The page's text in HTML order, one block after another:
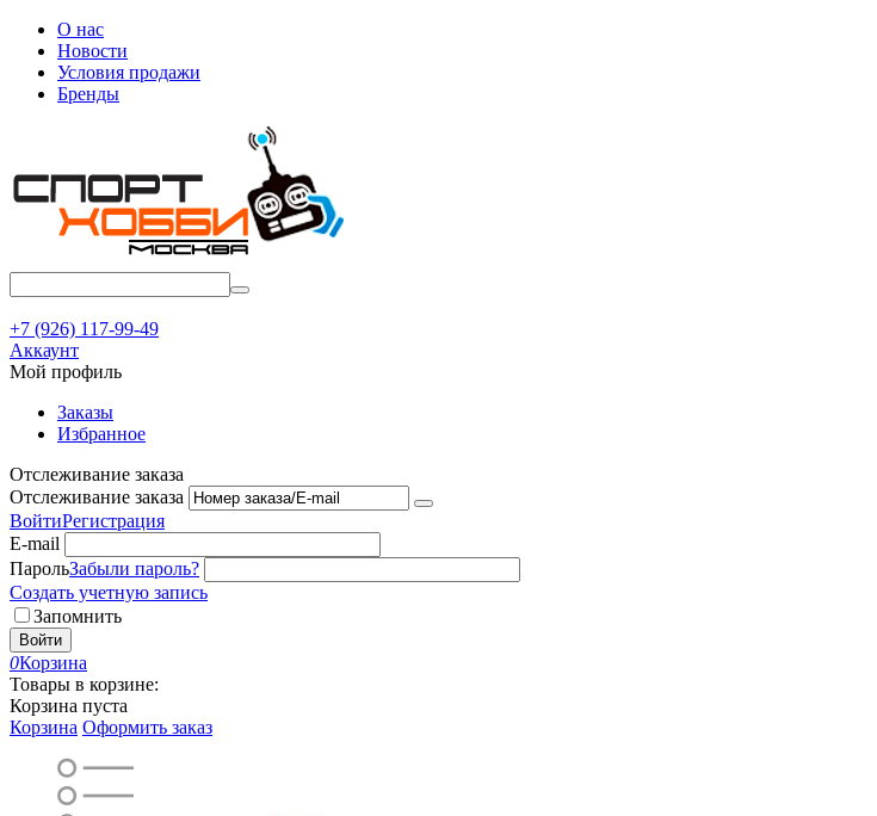
О нас
Новости
Условия продажи
Бренды
+7 (926) 117-99-49
Аккаунт
Мой профиль
Заказы
Избранное
Отслеживание заказа
Отслеживание заказа
ВойтиРегистрация
E-mail
ПарольЗабыли пароль?
Создать учетную запись
Запомнить
Войти
0Корзина
Товары в корзине:
Корзина пуста
Корзина Оформить заказ